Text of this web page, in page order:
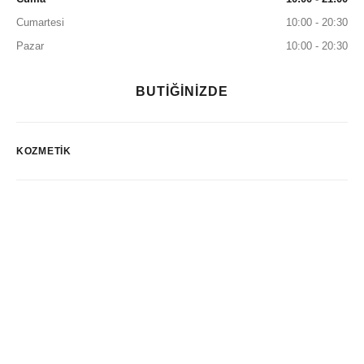
Cumartesi
10:00 - 20:30
Pazar
10:00 - 20:30
BUTİĞİNİZDE
KOZMETIK